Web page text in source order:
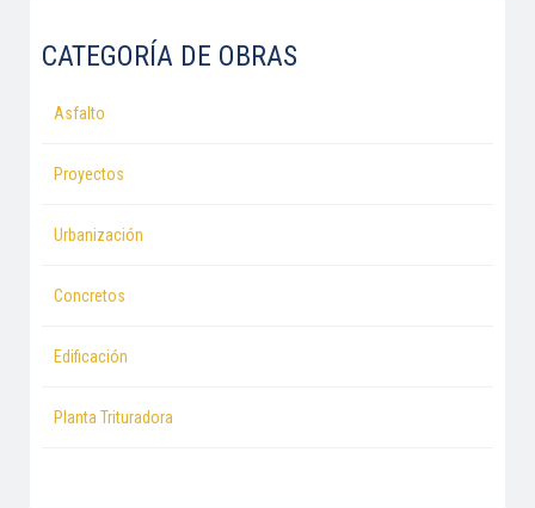
CATEGORÍA DE OBRAS
Asfalto
Proyectos
Urbanización
Concretos
Edificación
Planta Trituradora